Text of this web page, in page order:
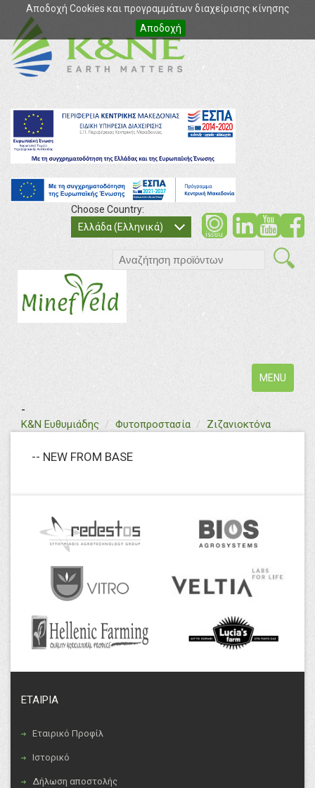
Αποδοχή Cookies και προγραμμάτων διαχείρισης κίνησης
Αποδοχή
Choose Country:
Ελλάδα (Ελληνικά)
Toggle
navigation
MENU
-
Κ&Ν Ευθυμιάδης textΦυτοπροστασία Ζιζανιοκτόνα
-- NEW FROM BASE
ΕΤΑΙΡΙΑ
Εταιρικό Προφίλ
Ιστορικό
Δήλωση αποστολής